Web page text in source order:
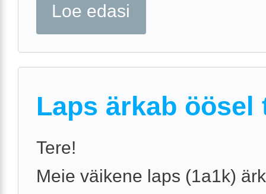
Loe edasi
Laps ärkab öösel
Tere!
Meie väikene laps (1a1k)